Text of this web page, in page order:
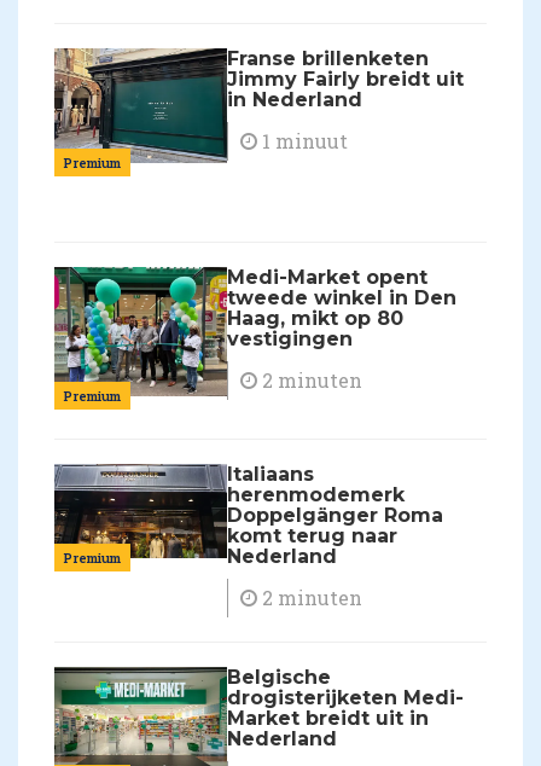
Premium
Franse brillenketen
Jimmy Fairly breidt uit
in Nederland
1 minuut
Premium
Medi-Market opent
tweede winkel in Den
Haag, mikt op 80
vestigingen
2 minuten
Premium
Italiaans
herenmodemerk
Doppelgänger Roma
komt terug naar
Nederland
2 minuten
Belgische
drogisterijketen Medi-
Market breidt uit in
Nederland